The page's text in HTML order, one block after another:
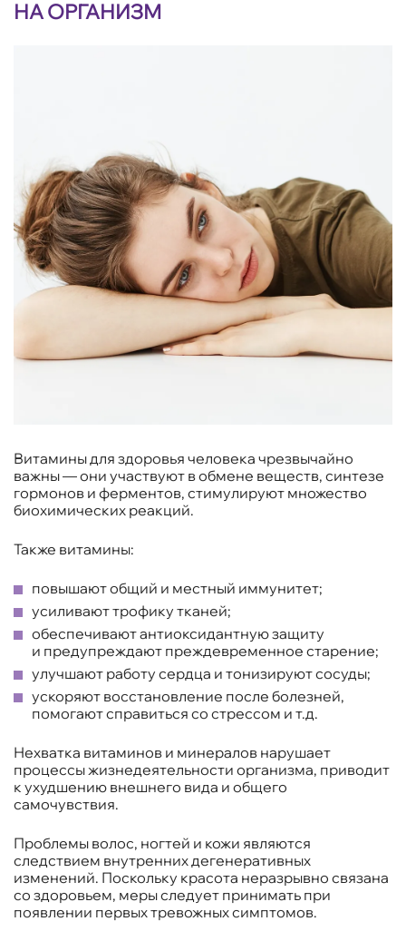
НА ОРГАНИЗМ
Витамины для здоровья человека чрезвычайно
важны — они участвуют в обмене веществ, синтезе
гормонов и ферментов, стимулируют множество
биохимических реакций.
Также витамины:
повышают общий и местный иммунитет;
усиливают трофику тканей;
обеспечивают антиоксидантную защиту
и предупреждают преждевременное старение;
улучшают работу сердца и тонизируют сосуды;
ускоряют восстановление после болезней,
помогают справиться со стрессом и т.д.
Нехватка витаминов и минералов нарушает
процессы жизнедеятельности организма, приводит
к ухудшению внешнего вида и общего
самочувствия.
Проблемы волос, ногтей и кожи являются
следствием внутренних дегенеративных
изменений. Поскольку красота неразрывно связана
со здоровьем, меры следует принимать при
появлении первых тревожных симптомов.